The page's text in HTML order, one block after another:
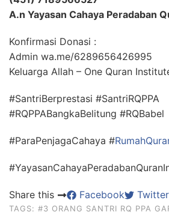
A.n Yayasan Cahaya Peradaban
Konfirmasi Donasi :
Admin wa.me/6289656426995
Keluarga Allah – One Quran
#SantriBerprestasi #SantriRQPPA
#RQPPABangkaBelitung #RQBabel
#ParaPenjagaCahaya #
Share this Facebook Twitter
TAGS: #3 ORANG SANTRI RQ PPA